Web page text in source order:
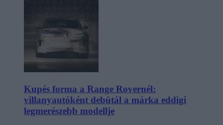
Kupés forma a Range Rovernél:
villanyautóként debütál a márka eddigi
legmerészebb modellje